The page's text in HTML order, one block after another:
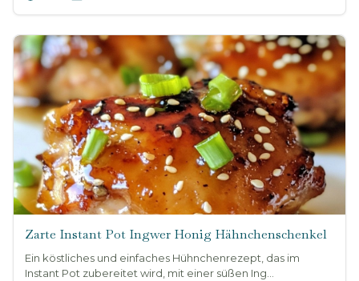
Zarte Instant Pot Ingwer Honig Hähnchenschenkel
Ein köstliches und einfaches Hühnchenrezept, das im
Instant Pot zubereitet wird, mit einer süßen Ing...